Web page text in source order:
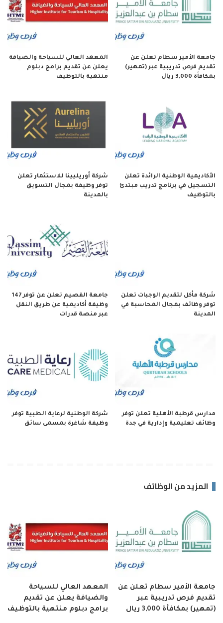
جامعة الأمير سطام تعلن عن
تقديم فرص تدريبية عبر (تمهير)
بمكافأة 3,000 ريال
المعهد العالي للسياحة والضيافة
يعلن عن تقديم برامج دبلوم
منتهية بالتوظيف
الأكاديمية الوطنية الرائدة تعلن
التسجيل في برنامج تدريب مبتدئ
بالتوظيف
شركة أوريليينا للاستثمار تعلن
توفر وظيفة بمجال التسويق
بالمدينة
شركة مأكل لتقديم الوجبات تعلن
توفر وظائف بمجال المحاسبة في
المدينة
جامعة القصيم تعلن عن توفر 147
وظيفة أكاديمية عن طريق النقل
عبر منصة قدرات
مدارس قرطبة الأهلية تعلن توفر
وظائف تعليمية وإدارية في جدة
شركة الوطنية لرعاية الطبية توفر
وظيفة شاغرة بمسمى سائق
المزيد من الوظائف
جامعة الأمير سطام تعلن عن
تقديم فرص تدريبية عبر
(تمهير) بمكافأة 3,000 ريال
المعهد العالي للسياحة
والضيافة يعلن عن تقديم
برامج دبلوم منتهية بالتوظيف